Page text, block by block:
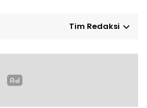
Tim Redaksi